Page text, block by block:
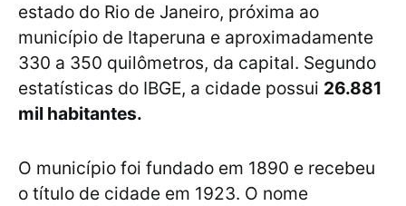
estado do Rio de Janeiro, próxima ao
município de Itaperuna e aproximadamente
330 a 350 quilômetros, da capital. Segundo
estatísticas do IBGE, a cidade possui 26.881
mil habitantes.
O município foi fundado em 1890 e recebeu
o título de cidade em 1923. O nome